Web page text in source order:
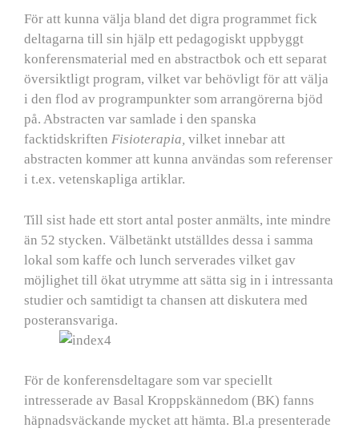
För att kunna välja bland det digra programmet fick
deltagarna till sin hjälp ett pedagogiskt uppbyggt
konferensmaterial med en abstractbok och ett separat
översiktligt program, vilket var behövligt för att välja
i den flod av programpunkter som arrangörerna bjöd
på. Abstracten var samlade i den spanska
facktidskriften Fisioterapia, vilket innebar att
abstracten kommer att kunna användas som referenser
i t.ex. vetenskapliga artiklar.
Till sist hade ett stort antal poster anmälts, inte mindre
än 52 stycken. Välbetänkt utställdes dessa i samma
lokal som kaffe och lunch serverades vilket gav
möjlighet till ökat utrymme att sätta sig in i intressanta
studier och samtidigt ta chansen att diskutera med
posteransvariga.
För de konferensdeltagare som var speciellt
intresserade av Basal Kroppskännedom (BK) fanns
häpnadsväckande mycket att hämta. Bl.a presenterade